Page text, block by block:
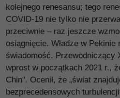
kolejnego renesansu; tego
COVID-19 nie tylko nie
przeciwnie – raz jeszcze
osiągnięcie. Władze w Pekinie
świadomość. Przewodniczący
wprost w początkach 2021 r.,
Chin". Ocenił, że „świat
bezprecedensowych